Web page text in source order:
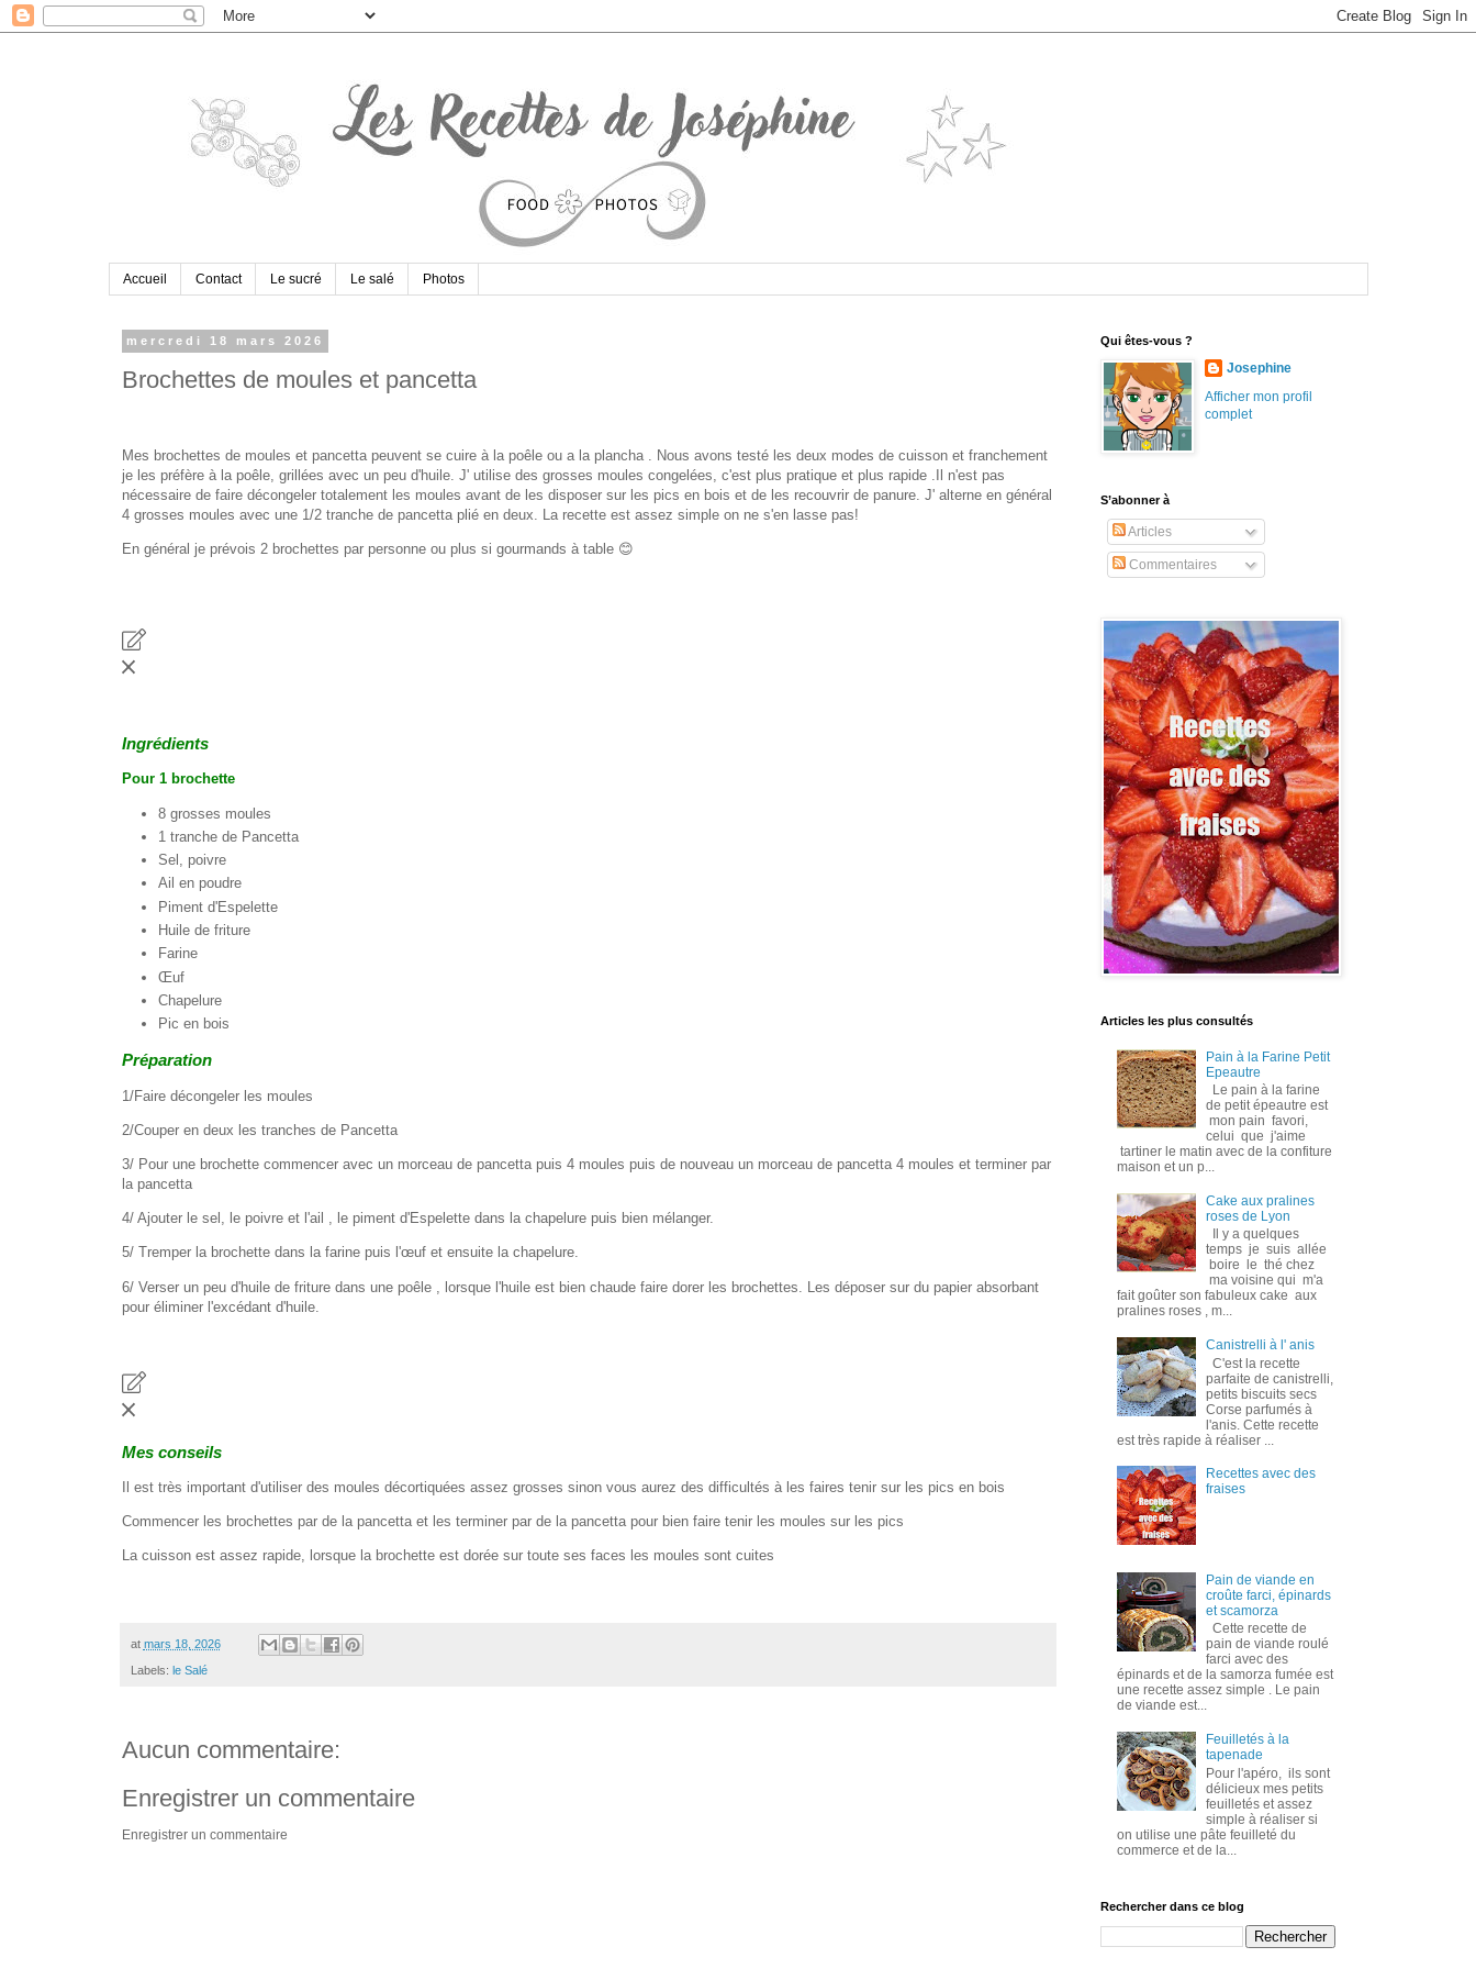
Accueil Contact Le sucré Le salé Photos
mercredi 18 mars 2026
Brochettes de moules et pancetta
Mes brochettes de moules et pancetta peuvent se cuire à la poêle ou a la plancha . Nous avons testé les deux modes de cuisson et franchement
je les préfère à la poêle, grillées avec un peu d'huile. J' utilise des grosses moules congelées, c'est plus pratique et plus rapide .Il n'est pas
nécessaire de faire décongeler totalement les moules avant de les disposer sur les pics en bois et de les recouvrir de panure. J' alterne en général
4 grosses moules avec une 1/2 tranche de pancetta plié en deux. La recette est assez simple on ne s'en lasse pas!
En général je prévois 2 brochettes par personne ou plus si gourmands à table 😊
Ingrédients
Pour 1 brochette
8 grosses moules
1 tranche de Pancetta
Sel, poivre
Ail en poudre
Piment d'Espelette
Huile de friture
Farine
Œuf
Chapelure
Pic en bois
Préparation
1/Faire décongeler les moules
2/Couper en deux les tranches de Pancetta
3/ Pour une brochette commencer avec un morceau de pancetta puis 4 moules puis de nouveau un morceau de pancetta 4 moules et terminer par
la pancetta
4/ Ajouter le sel, le poivre et l'ail , le piment d'Espelette dans la chapelure puis bien mélanger.
5/ Tremper la brochette dans la farine puis l'œuf et ensuite la chapelure.
6/ Verser un peu d'huile de friture dans une poêle , lorsque l'huile est bien chaude faire dorer les brochettes. Les déposer sur du papier absorbant
pour éliminer l'excédant d'huile.
Mes conseils
Il est très important d'utiliser des moules décortiquées assez grosses sinon vous aurez des difficultés à les faires tenir sur les pics en bois
Commencer les brochettes par de la pancetta et les terminer par de la pancetta pour bien faire tenir les moules sur les pics
La cuisson est assez rapide, lorsque la brochette est dorée sur toute ses faces les moules sont cuites
at mars 18, 2026
Labels: le Salé
Aucun commentaire:
Enregistrer un commentaire
Enregistrer un commentaire
Qui êtes-vous ?
Josephine
Afficher mon profil
complet
S’abonner à
Articles
Commentaires
Articles les plus consultés
Pain à la Farine Petit
Epeautre
Le pain à la farine
de petit épeautre est
mon pain favori,
celui que j'aime
tartiner le matin avec de la confiture
maison et un p...
Cake aux pralines
roses de Lyon
Il y a quelques
temps je suis allée
boire le thé chez
ma voisine qui m'a
fait goûter son fabuleux cake aux
pralines roses , m...
Canistrelli à l' anis
C'est la recette
parfaite de canistrelli,
petits biscuits secs
Corse parfumés à
l'anis. Cette recette
est très rapide à réaliser ...
Recettes avec des
fraises
Pain de viande en
croûte farci, épinards
et scamorza
Cette recette de
pain de viande roulé
farci avec des
épinards et de la samorza fumée est
une recette assez simple . Le pain
de viande est...
Feuilletés à la
tapenade
Pour l'apéro, ils sont
délicieux mes petits
feuilletés et assez
simple à réaliser si
on utilise une pâte feuilleté du
commerce et de la...
Rechercher dans ce blog